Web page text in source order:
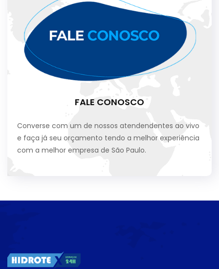
FALE CONOSCO
Converse com um de nossos atendendentes ao vivo
e faça já seu orçamento tendo a melhor experiência
com a melhor empresa de São Paulo.